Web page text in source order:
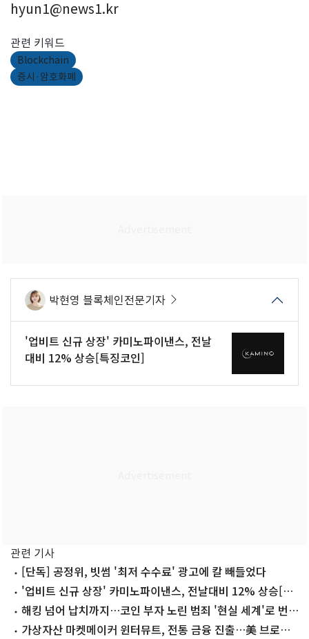
hyun1@news1.kr
관련 키워드
Blockchain
증시·암호화폐
박현영 블록체인전문기자
'업비트 신규 상장' 카미노파이낸스, 전날
대비 12% 상승[특징코인]
관련 기사
[단독] 공정위, 빗썸 '최저 수수료' 광고에 칼 빼들었다
'업비트 신규 상장' 카미노파이낸스, 전날대비 12% 상승[특
징코인]
해킹 넘어 납치까지…코인 부자 노린 범죄 '현실 세계'로 번졌
다 가상자산 마켓메이커 윈터뮤트, 전통 금융 진출…美 브로커